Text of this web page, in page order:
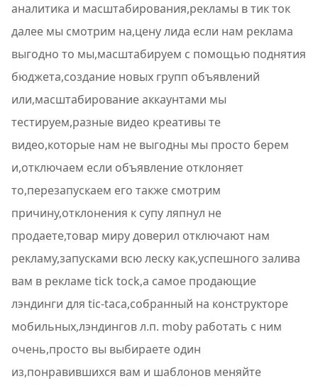
аналитика и масштабирования,рекламы в тик ток
далее мы смотрим на,цену лида если нам реклама
выгодно то мы,масштабируем с помощью поднятия
бюджета,создание новых групп объявлений
или,масштабирование аккаунтами мы
тестируем,разные видео креативы те
видео,которые нам не выгодны мы просто берем
и,отключаем если объявление отклоняет
то,перезапускаем его также смотрим
причину,отклонения к супу ляпнул не
продаете,товар миру доверил отключают нам
рекламу,запусками всю леску как,успешного залива
вам в рекламе tick tock,а самое продающие
лэндинги для tic-taca,собранный на конструкторе
мобильных,лэндингов л.п. moby работать с ним
очень,просто вы выбираете один
из,понравившихся вам и шаблонов меняйте